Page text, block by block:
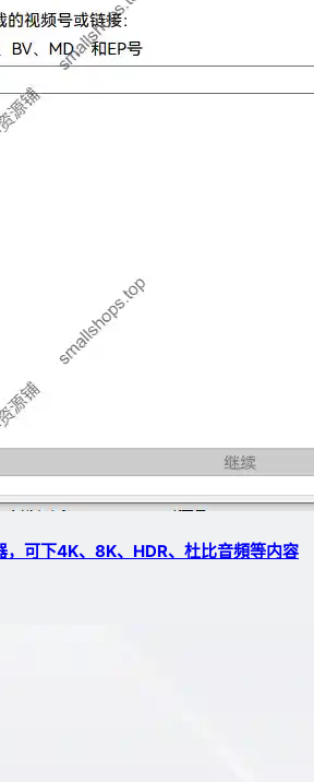
可下4K、8K、HDR、杜比音頻等内容